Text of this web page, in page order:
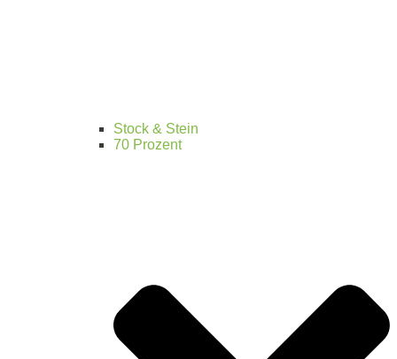
Stock & Stein
70 Prozent